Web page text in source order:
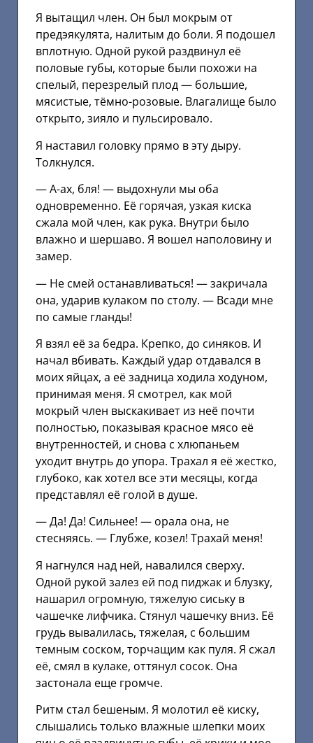
Я вытащил член. Он был мокрым от
предэякулята, налитым до боли. Я подошел
вплотную. Одной рукой раздвинул её
половые губы, которые были похожи на
спелый, перезрелый плод — большие,
мясистые, тёмно-розовые. Влагалище было
открыто, зияло и пульсировало.
Я наставил головку прямо в эту дыру.
Толкнулся.
— А-ах, бля! — выдохнули мы оба
одновременно. Её горячая, узкая киска
сжала мой член, как рука. Внутри было
влажно и шершаво. Я вошел наполовину и
замер.
— Не смей останавливаться! — закричала
она, ударив кулаком по столу. — Всади мне
по самые гланды!
Я взял её за бедра. Крепко, до синяков. И
начал вбивать. Каждый удар отдавался в
моих яйцах, а её задница ходила ходуном,
принимая меня. Я смотрел, как мой
мокрый член выскакивает из неё почти
полностью, показывая красное мясо её
внутренностей, и снова с хлюпаньем
уходит внутрь до упора. Трахал я её жестко,
глубоко, как хотел все эти месяцы, когда
представлял её голой в душе.
— Да! Да! Сильнее! — орала она, не
стесняясь. — Глубже, козел! Трахай меня!
Я нагнулся над ней, навалился сверху.
Одной рукой залез ей под пиджак и блузку,
нашарил огромную, тяжелую сиську в
чашечке лифчика. Стянул чашечку вниз. Её
грудь вывалилась, тяжелая, с большим
темным соском, торчащим как пуля. Я сжал
её, смял в кулаке, оттянул сосок. Она
застонала еще громче.
Ритм стал бешеным. Я молотил её киску,
слышались только влажные шлепки моих